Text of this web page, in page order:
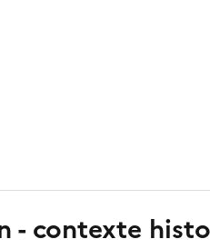
- contexte